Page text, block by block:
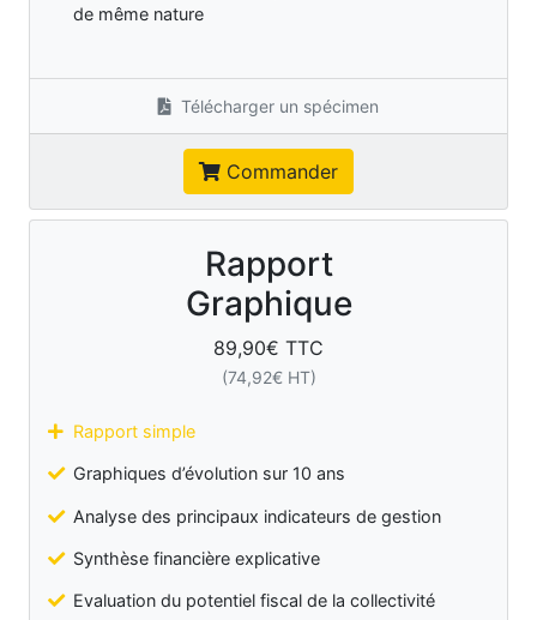
de même nature
Télécharger un spécimen
Commander
Rapport
Graphique
89,90€ TTC
(74,92€ HT)
Rapport simple
Graphiques d’évolution sur 10 ans
Analyse des principaux indicateurs de gestion
Synthèse financière explicative
Evaluation du potentiel fiscal de la collectivité